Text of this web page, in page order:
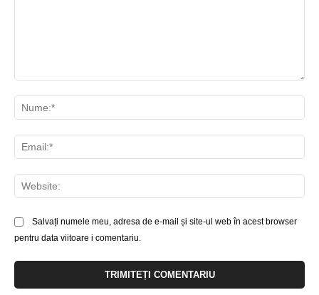
Salvați numele meu, adresa de e-mail și site-ul web în acest browser
pentru data viitoare i comentariu.